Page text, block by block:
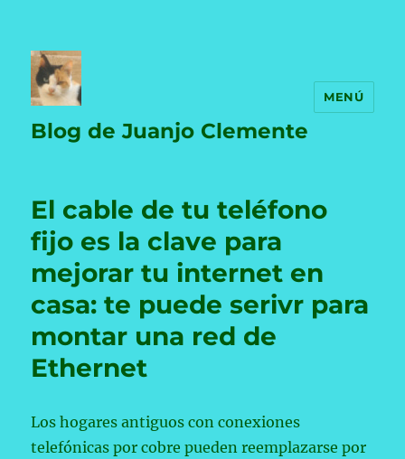
Blog de Juanjo Clemente
MENÚ
El cable de tu teléfono
fijo es la clave para
mejorar tu internet en
casa: te puede serivr para
montar una red de
Ethernet
Los hogares antiguos con conexiones
telefónicas por cobre pueden reemplazarse por